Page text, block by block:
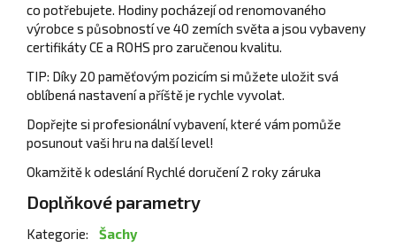
co potřebujete. Hodiny pocházejí od renomovaného
výrobce s působností ve 40 zemích světa a jsou vybaveny
certifikáty CE a ROHS pro zaručenou kvalitu.
TIP: Díky 20 paměťovým pozicím si můžete uložit svá
oblíbená nastavení a příště je rychle vyvolat.
Dopřejte si profesionální vybavení, které vám pomůže
posunout vaši hru na další level!
Okamžitě k odeslání Rychlé doručení 2 roky záruka
Doplňkové parametry
Kategorie:
Šachy